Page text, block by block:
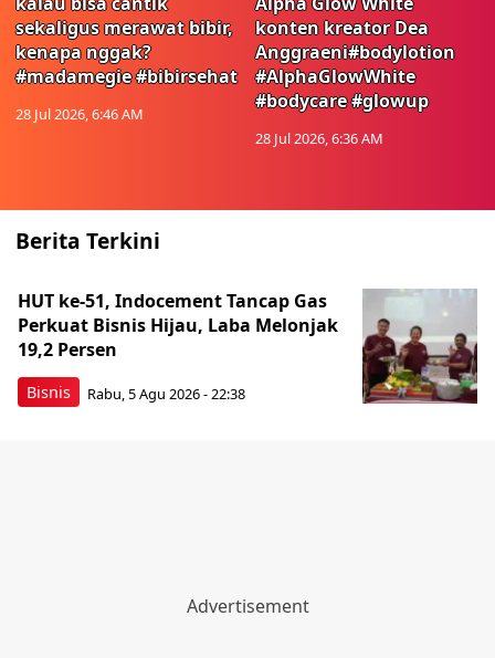
sekaligus merawat bibir,
kenapa nggak?
#madamegie #bibirsehat
28 Jul 2026, 6:46 AM
konten kreator Dea
Anggraeni#bodylotion
#AlphaGlowWhite
#bodycare #glowup
28 Jul 2026, 6:36 AM
Berita Terkini
Bisnis
HUT ke-51, Indocement Tancap Gas
Perkuat Bisnis Hijau, Laba Melonjak
19,2 Persen
Rabu, 5 Agu 2026 - 22:38